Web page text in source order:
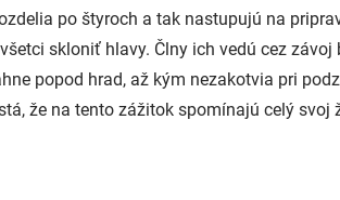
po štyroch a tak nastupujú na
skloniť hlavy. Člny ich vedú cez
popod hrad, až kým nezakotvia pri
že na tento zážitok spomínajú celý